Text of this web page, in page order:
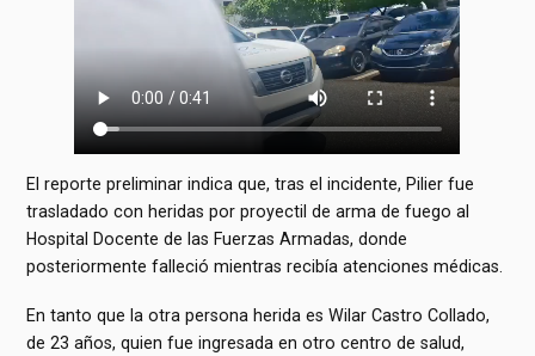
El reporte preliminar indica que, tras el incidente, Pilier fue
trasladado con heridas por proyectil de arma de fuego al
Hospital Docente de las Fuerzas Armadas, donde
posteriormente falleció mientras recibía atenciones médicas.
En tanto que la otra persona herida es Wilar Castro Collado,
de 23 años, quien fue ingresada en otro centro de salud,